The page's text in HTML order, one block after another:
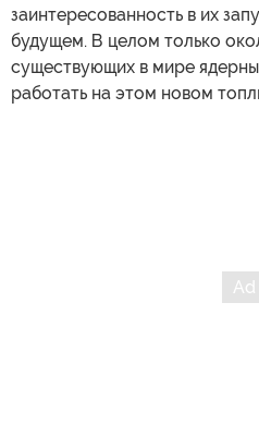
заинтересованность в их
будущем. В целом только
существующих в мире
работать на этом новом